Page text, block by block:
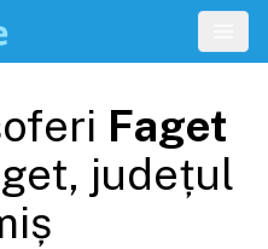
Faget
, județul